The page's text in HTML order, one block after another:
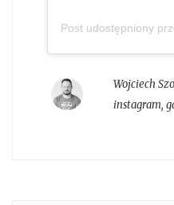
Post udostępniony
Wojciech
instagram,